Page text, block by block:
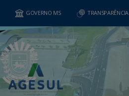
GOVERNO MS TRANSPARÊNCIA